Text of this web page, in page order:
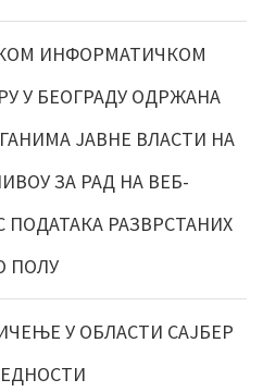
ИНФОРМАТИЧКОМ
У БЕОГРАДУ ОДРЖАНА
ЈАВНЕ ВЛАСТИ НА
ЗА РАД НА ВЕБ-
РАЗВРСТАНИХ
ПОЛУ
У ОБЛАСТИ САЈБЕР